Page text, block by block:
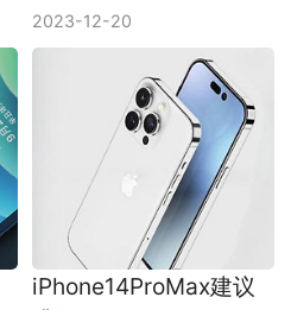
2023-12-20
iPhone14ProMax建议